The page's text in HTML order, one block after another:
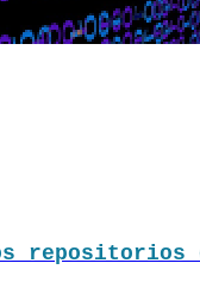
repositorios